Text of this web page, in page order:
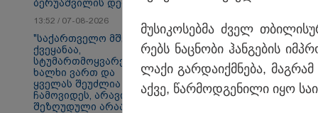
პოლიტიკა
ბერუაშვილის დედა
13:52 / 07-08-2026
"საქართველო მშვიდი
ქვეყანაა,
სტუმართმოყვარე
ხალხი ვართ და
ყველას შეუძლია
ჩამოვიდეს, არავინ
შეზღუდული არაა" -
მუ­სი­კო­სებ­მა ძველ
რებს ნაც­ნო­ბი ჰან­გე­ბის
ლა­ქი გარ­და­იქ­მნე­ბა,
აქვე, წარ­მოდ­გე­ნი­ლი იყო